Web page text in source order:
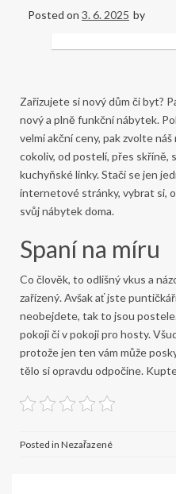
Posted on 3. 6. 2025 by
Zařizujete si nový dům či byt?
nový a plně funkční nábytek.
velmi akční ceny, pak zvolte
cokoliv, od postelí, přes skříně,
kuchyňské linky. Stačí se jen
internetové stránky, vybrat si,
svůj nábytek doma.
Spaní na míru
Co člověk, to odlišný vkus a
zařízený. Avšak ať jste
neobejdete, tak to jsou
pokoji či v pokoji pro hosty.
protože jen ten vám může
tělo si opravdu odpočine.
Posted in Nezařazené